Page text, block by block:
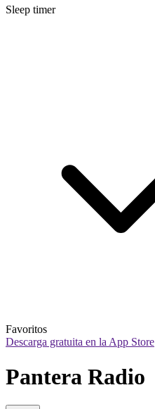
Sleep timer
Favoritos
Descarga gratuita en la App Store
Pantera Radio